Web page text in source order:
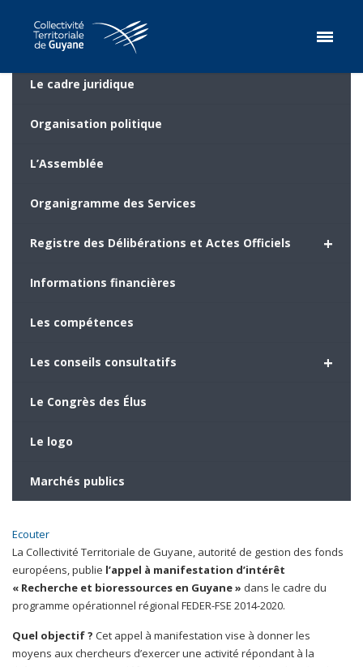
Le cadre juridique
Organisation politique
L’Assemblée
Organigramme des Services
+
Registre des Délibérations et Actes Officiels
Informations financières
Les compétences
+
Les conseils consultatifs
Le Congrès des Élus
Le logo
Marchés publics
Ecouter
La Collectivité Territoriale de Guyane, autorité de gestion des fonds
européens, publie l’appel à manifestation d’intérêt
« Recherche et bioressources en Guyane » dans le cadre du
programme opérationnel régional FEDER-FSE 2014-2020.
Quel objectif ? Cet appel à manifestation vise à donner les
moyens aux chercheurs d’exercer une activité répondant à la